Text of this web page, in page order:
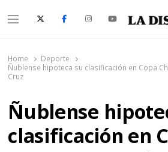
Menu
Home
Deporte
Ñublense hipoteca su clasificación en Copa
Cruz
Ñublense
clasificación en